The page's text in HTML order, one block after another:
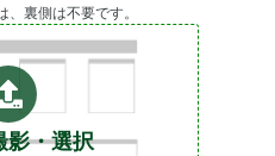
裏側は不要です。
影・選択